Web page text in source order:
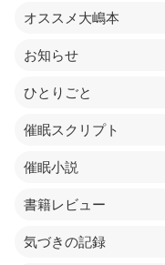
オススメ大嶋本
お知らせ
ひとりごと
催眠スクリプト
催眠小説
書籍レビュー
気づきの記録